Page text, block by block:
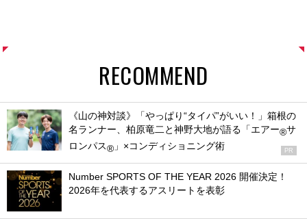
RECOMMEND
《山の神対談》「やっぱり“タイパ”がいい！」箱根の
名ランナー、柏原竜二と神野大地が語る「エアー®サ
ロンパス® 」×コンディショニング術 PR
Number SPORTS OF THE YEAR 2026 開催決定！
2026年を代表するアスリートを表彰